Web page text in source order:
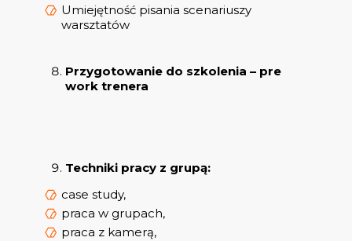
Umiejętność pisania scenariuszy
warsztatów
Przygotowanie do szkolenia – pre
work trenera
Techniki pracy z grupą:
case study,
praca w grupach,
praca z kamerą,